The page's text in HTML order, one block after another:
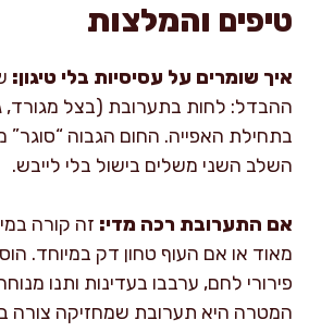
טיפים והמלצות
איך שומרים על עסיסיות בלי טיגון:
ההבדל: לחות בתערובת (בצל מגורד,
בתחילת האפייה. החום הגבוה “סוגר”
השלב השני משלים בישול בלי לייבש.
אם התערובת רכה מדי: זה קורה
המטרה היא תערובת שמחזיקה צורה